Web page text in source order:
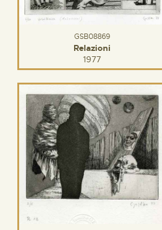
GSB08869
Relazioni
1977